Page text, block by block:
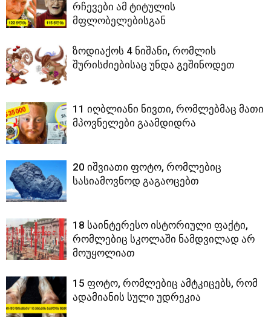
რჩევები ამ ტიტულის
მფლობელებისგან
ზოდიაქოს 4 ნიშანი, რომლის
შურისძიებისაც უნდა გეშინოდეთ
11 იღბლიანი ნივთი, რომლებმაც მათი
მპოვნელები გაამდიდრა
20 იშვიათი ფოტო, რომლებიც
სასიამოვნოდ გაგაოცებთ
18 საინტერესო ისტორიული ფაქტი,
რომლებიც სკოლაში ნამდვილად არ
მოუყოლიათ
15 ფოტო, რომლებიც ამტკიცებს, რომ
ადამიანის სული უდრეკია